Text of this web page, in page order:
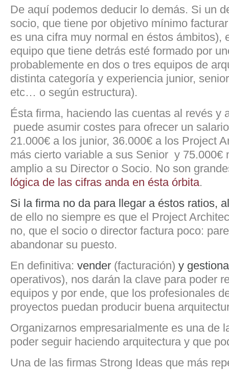
De aquí podemos deducir lo demás. Si un
socio, que tiene por objetivo mínimo
es una cifra muy normal en éstos ámbitos),
equipo que tiene detrás esté formado por
probablemente en dos o tres equipos de
distinta categoría y experiencia junior,
etc… o según estructura).
Ésta firma, haciendo las cuentas al revés y
puede asumir costes para ofrecer un
21.000€ a los junior, 36.000€ a los Project
más cierto variable a sus Senior y 75.000€
amplio a su Director o Socio. No son
lógica de las cifras anda en ésta órbita.
Si la firma no da para llegar a éstos ratios,
de ello no siempre es que el Project
no, que el socio o director factura poco:
abandonar su puesto.
En definitiva: vender (facturación) y
operativos), nos darán la clave para poder
equipos y por ende, que los profesionales
proyectos puedan producir buena
Organizarnos empresarialmente es una de
poder seguir haciendo arquitectura y que
Una de las firmas Strong Ideas que más